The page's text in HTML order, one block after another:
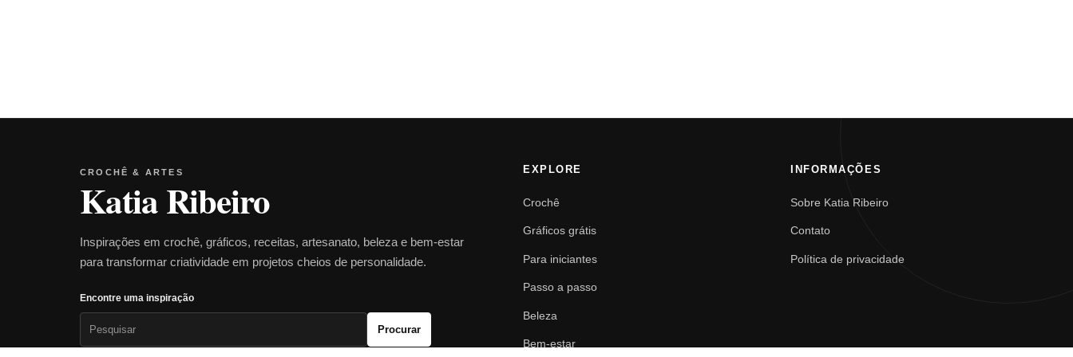
CROCHÊ & ARTES
Katia Ribeiro
Inspirações em crochê, gráficos, receitas, artesanato, beleza e bem-estar
para transformar criatividade em projetos cheios de personalidade.
Encontre uma inspiração
Procurar
EXPLORE
Crochê
Gráficos grátis
Para iniciantes
Passo a passo
Beleza
Bem-estar
INFORMAÇÕES
Sobre Katia Ribeiro
Contato
Política de privacidade